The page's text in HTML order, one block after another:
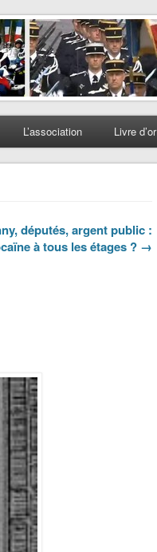
L’association Livre d’or
députés, argent public :
à tous les étages ? →